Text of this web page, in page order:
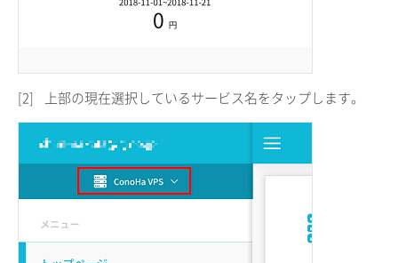
[2] 上部の現在選択しているサービス名をタップします。